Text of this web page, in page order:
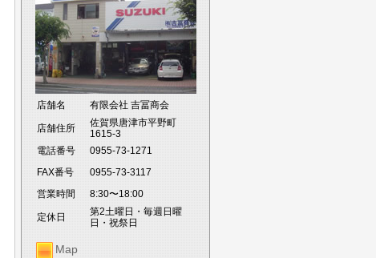
店舗名 有限会社 吉冨商会
店舗住所
佐賀県唐津市平野町
1615-3
電話番号
0955-73-1271
FAX番号
0955-73-3117
営業時間
8:30〜18:00
定休日
第2土曜日・毎週日曜
日・祝祭日
Map